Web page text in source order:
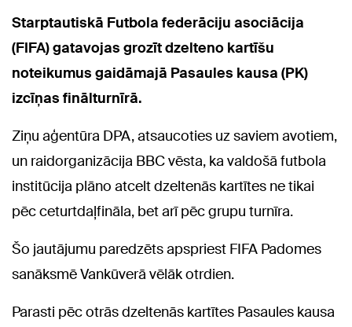
Starptautiskā Futbola federāciju asociācija
(FIFA) gatavojas grozīt dzelteno kartīšu
noteikumus gaidāmajā Pasaules kausa (PK)
izcīņas finālturnīrā.
Ziņu aģentūra DPA, atsaucoties uz saviem avotiem,
un raidorganizācija BBC vēsta, ka valdošā futbola
institūcija plāno atcelt dzeltenās kartītes ne tikai
pēc ceturtdaļfināla, bet arī pēc grupu turnīra.
Šo jautājumu paredzēts apspriest FIFA Padomes
sanāksmē Vankūverā vēlāk otrdien.
Parasti pēc otrās dzeltenās kartītes Pasaules kausa